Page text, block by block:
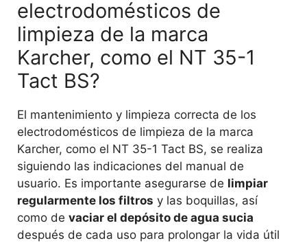
electrodomésticos de
limpieza de la marca
Karcher, como el NT 35-1
Tact BS?
El mantenimiento y limpieza correcta de los
electrodomésticos de limpieza de la marca
Karcher, como el NT 35-1 Tact BS, se realiza
siguiendo las indicaciones del manual de
usuario. Es importante asegurarse de limpiar
regularmente los filtros y las boquillas, así
como de vaciar el depósito de agua sucia
después de cada uso para prolongar la vida útil